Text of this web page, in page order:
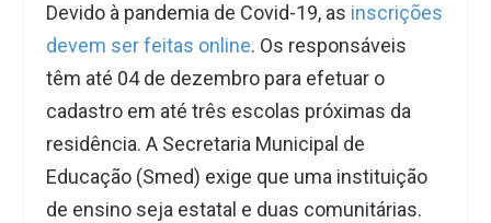
Devido à pandemia de Covid-19, as inscrições
devem ser feitas online. Os responsáveis
têm até 04 de dezembro para efetuar o
cadastro em até três escolas próximas da
residência. A Secretaria Municipal de
Educação (Smed) exige que uma instituição
de ensino seja estatal e duas comunitárias.